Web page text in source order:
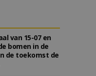
van 15-07 en
bomen in de
de toekomst de